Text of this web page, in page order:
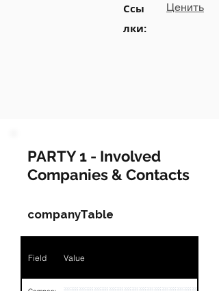
Ссы
лки:
Ценить
PARTY 1 - Involved
Companies & Contacts
companyTable
Field Value